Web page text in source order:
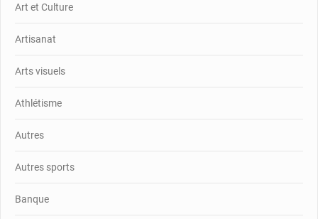
Art et Culture
Artisanat
Arts visuels
Athlétisme
Autres
Autres sports
Banque